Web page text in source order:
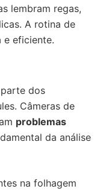
lembram regas,
A rotina de
e eficiente.
dos
Câmeras de
problemas
da análise
na folhagem